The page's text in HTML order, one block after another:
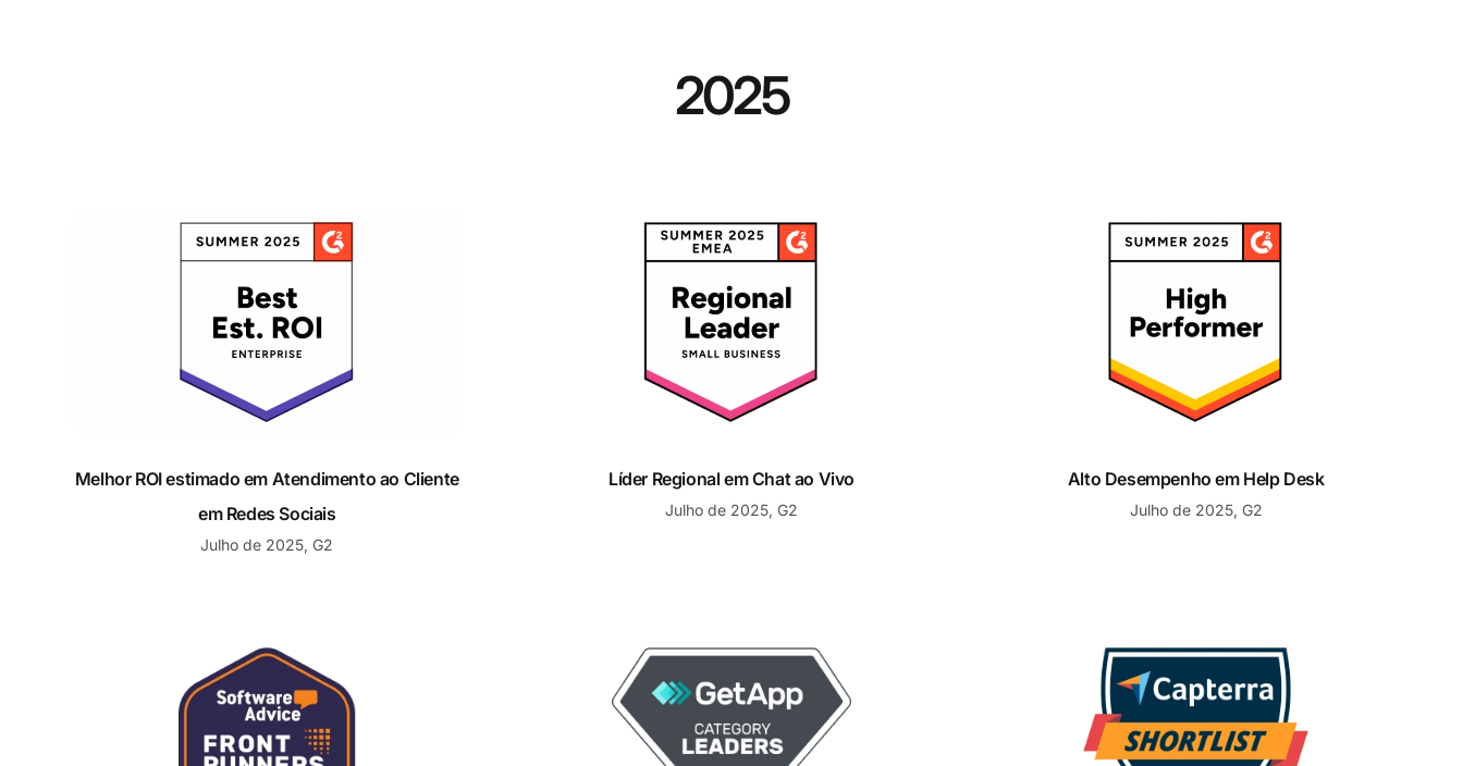
2025
Melhor ROI estimado em Atendimento ao Cliente em Redes Sociais
Melhor ROI estimado em Atendimento ao Cliente
em Redes Sociais
Julho de 2025, G2
Líder Regional em Chat ao Vivo
Líder Regional em Chat ao Vivo
Julho de 2025, G2
Alto Desempenho em Help Desk
Alto Desempenho em Help Desk
Julho de 2025, G2